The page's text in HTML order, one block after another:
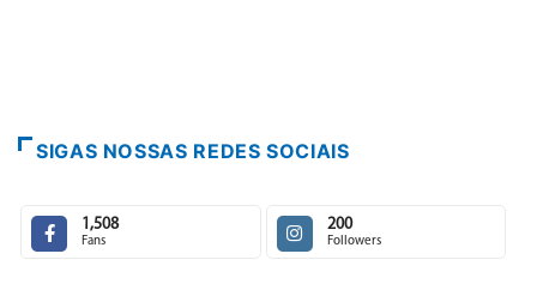
SIGAS NOSSAS REDES SOCIAIS
1,508
Fans
200
Followers